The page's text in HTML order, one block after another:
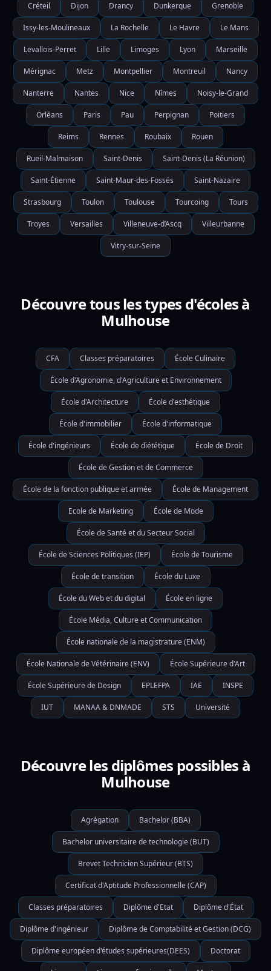
Créteil Dijon Drancy Dunkerque Grenoble
Issy-les-Moulineaux La Rochelle Le Havre Le Mans
Levallois-Perret Lille Limoges Lyon Marseille
Mérignac Metz Montpellier Montreuil Nancy
Nanterre Nantes Nice Nîmes Noisy-le-Grand
Orléans Paris Pau Perpignan Poitiers
Reims Rennes Roubaix Rouen
Rueil-Malmaison Saint-Denis Saint-Denis (La Réunion)
Saint-Étienne Saint-Maur-des-Fossés Saint-Nazaire
Strasbourg Toulon Toulouse Tourcoing Tours
Troyes Versailles Villeneuve-d’Ascq Villeurbanne
Vitry-sur-Seine
Découvre tous les types d'écoles à
Mulhouse
CFA Classes préparatoires École Culinaire
École d'Agronomie, d'Agriculture et Environnement
École d'Architecture École d'esthétique
École d'immobilier École d'informatique
École d'ingénieurs École de diététique École de Droit
École de Gestion et de Commerce
École de la fonction publique et armée École de Management
Ecole de Marketing École de Mode
École de Santé et du Secteur Social
École de Sciences Politiques (IEP) École de Tourisme
École de transition École du Luxe
École du Web et du digital École en ligne
École Média, Culture et Communication
École nationale de la magistrature (ENM)
École Nationale de Vétérinaire (ENV) École Supérieure d'Art
École Supérieure de Design EPLEFPA IAE INSPE
IUT MANAA & DNMADE STS Université
Découvre les diplômes possibles à
Mulhouse
Agrégation Bachelor (BBA)
Bachelor universitaire de technologie (BUT)
Brevet Technicien Supérieur (BTS)
Certificat d'Aptitude Professionnelle (CAP)
Classes préparatoires Diplôme d'Etat Diplôme d'État
Diplôme d'ingénieur Diplôme de Comptabilité et Gestion (DCG)
Diplôme européen d'études supérieures(DEES) Doctorat